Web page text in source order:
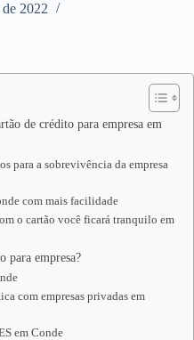
2022
de crédito para empresa em
para a sobrevivência da empresa
com mais facilidade
o cartão você ficará tranquilo em
para empresa?
com empresas privadas em
em Conde